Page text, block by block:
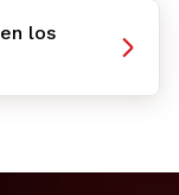
los